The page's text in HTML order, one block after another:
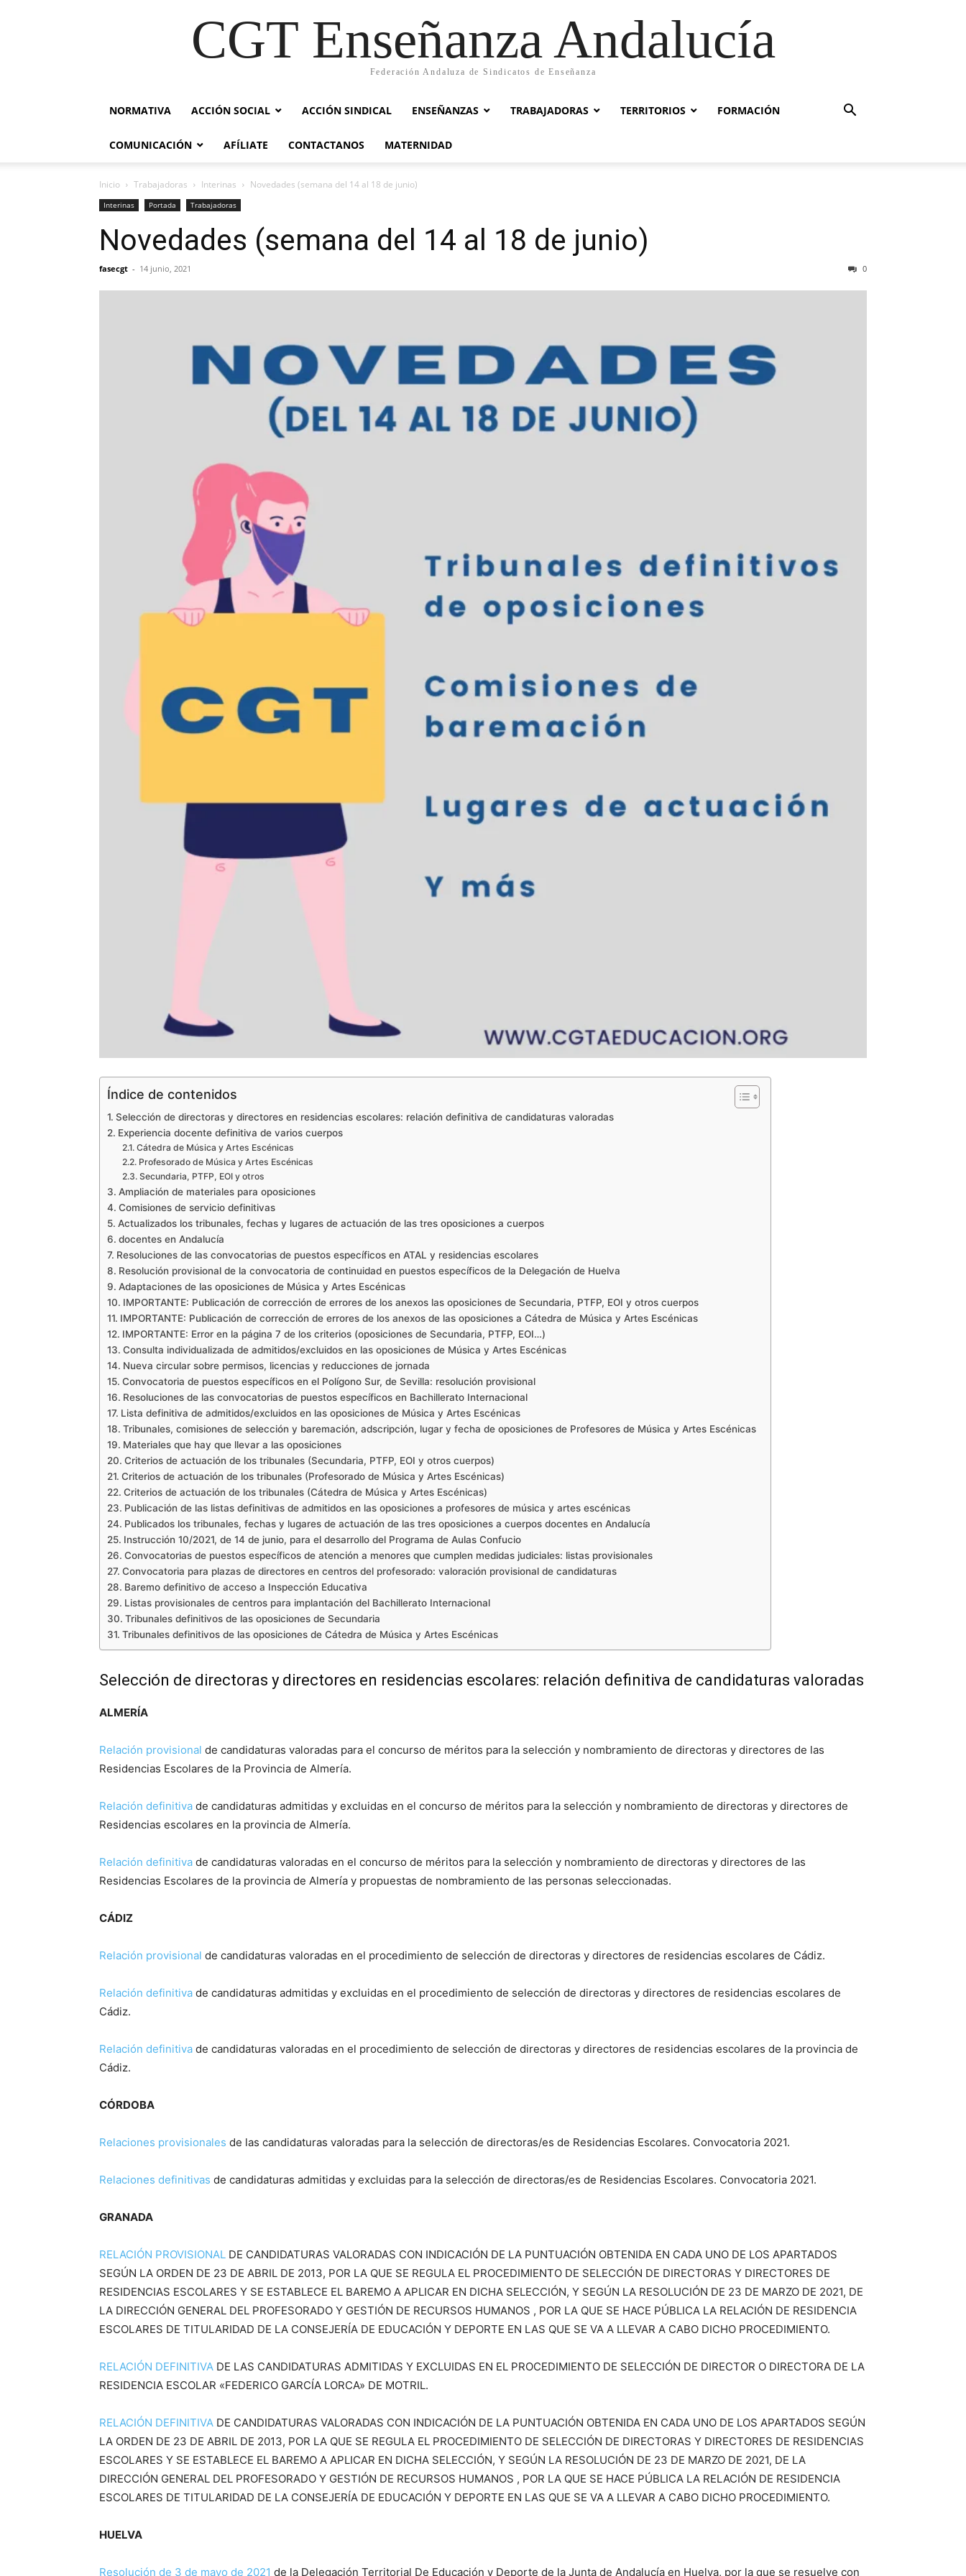
CGT Enseñanza Andalucía
Federación Andaluza de Sindicatos de Enseñanza
NORMATIVA ACCIÓN SOCIAL ACCIÓN SINDICAL ENSEÑANZAS TRABAJADORAS TERRITORIOS FORMACIÓN
COMUNICACIÓN AFÍLIATE CONTACTANOS MATERNIDAD
Inicio Trabajadoras Interinas Novedades (semana del 14 al 18 de junio)
Interinas Portada Trabajadoras
Novedades (semana del 14 al 18 de junio)
fasecgt - 14 junio, 2021 0
Índice de contenidos
Selección de directoras y directores en residencias escolares: relación definitiva de candidaturas valoradas
Experiencia docente definitiva de varios cuerpos
Cátedra de Música y Artes Escénicas
Profesorado de Música y Artes Escénicas
Secundaria, PTFP, EOI y otros
Ampliación de materiales para oposiciones
Comisiones de servicio definitivas
Actualizados los tribunales, fechas y lugares de actuación de las tres oposiciones a cuerpos
docentes en Andalucía
Resoluciones de las convocatorias de puestos específicos en ATAL y residencias escolares
Resolución provisional de la convocatoria de continuidad en puestos específicos de la Delegación de Huelva
Adaptaciones de las oposiciones de Música y Artes Escénicas
IMPORTANTE: Publicación de corrección de errores de los anexos las oposiciones de Secundaria, PTFP, EOI y otros cuerpos
IMPORTANTE: Publicación de corrección de errores de los anexos de las oposiciones a Cátedra de Música y Artes Escénicas
IMPORTANTE: Error en la página 7 de los criterios (oposiciones de Secundaria, PTFP, EOI…)
Consulta individualizada de admitidos/excluidos en las oposiciones de Música y Artes Escénicas
Nueva circular sobre permisos, licencias y reducciones de jornada
Convocatoria de puestos específicos en el Polígono Sur, de Sevilla: resolución provisional
Resoluciones de las convocatorias de puestos específicos en Bachillerato Internacional
Lista definitiva de admitidos/excluidos en las oposiciones de Música y Artes Escénicas
Tribunales, comisiones de selección y baremación, adscripción, lugar y fecha de oposiciones de Profesores de Música y Artes Escénicas
Materiales que hay que llevar a las oposiciones
Criterios de actuación de los tribunales (Secundaria, PTFP, EOI y otros cuerpos)
Criterios de actuación de los tribunales (Profesorado de Música y Artes Escénicas)
Criterios de actuación de los tribunales (Cátedra de Música y Artes Escénicas)
Publicación de las listas definitivas de admitidos en las oposiciones a profesores de música y artes escénicas
Publicados los tribunales, fechas y lugares de actuación de las tres oposiciones a cuerpos docentes en Andalucía
Instrucción 10/2021, de 14 de junio, para el desarrollo del Programa de Aulas Confucio
Convocatorias de puestos específicos de atención a menores que cumplen medidas judiciales: listas provisionales
Convocatoria para plazas de directores en centros del profesorado: valoración provisional de candidaturas
Baremo definitivo de acceso a Inspección Educativa
Listas provisionales de centros para implantación del Bachillerato Internacional
Tribunales definitivos de las oposiciones de Secundaria
Tribunales definitivos de las oposiciones de Cátedra de Música y Artes Escénicas
Selección de directoras y directores en residencias escolares: relación definitiva de candidaturas valoradas
ALMERÍA
Relación provisional de candidaturas valoradas para el concurso de méritos para la selección y nombramiento de directoras y directores de las
Residencias Escolares de la Provincia de Almería.
Relación definitiva de candidaturas admitidas y excluidas en el concurso de méritos para la selección y nombramiento de directoras y directores de
Residencias escolares en la provincia de Almería.
Relación definitiva de candidaturas valoradas en el concurso de méritos para la selección y nombramiento de directoras y directores de las
Residencias Escolares de la provincia de Almería y propuestas de nombramiento de las personas seleccionadas.
CÁDIZ
Relación provisional de candidaturas valoradas en el procedimiento de selección de directoras y directores de residencias escolares de Cádiz.
Relación definitiva de candidaturas admitidas y excluidas en el procedimiento de selección de directoras y directores de residencias escolares de
Cádiz.
Relación definitiva de candidaturas valoradas en el procedimiento de selección de directoras y directores de residencias escolares de la provincia de
Cádiz.
CÓRDOBA
Relaciones provisionales de las candidaturas valoradas para la selección de directoras/es de Residencias Escolares. Convocatoria 2021.
Relaciones definitivas de candidaturas admitidas y excluidas para la selección de directoras/es de Residencias Escolares. Convocatoria 2021.
GRANADA
RELACIÓN PROVISIONAL DE CANDIDATURAS VALORADAS CON INDICACIÓN DE LA PUNTUACIÓN OBTENIDA EN CADA UNO DE LOS APARTADOS
SEGÚN LA ORDEN DE 23 DE ABRIL DE 2013, POR LA QUE SE REGULA EL PROCEDIMIENTO DE SELECCIÓN DE DIRECTORAS Y DIRECTORES DE
RESIDENCIAS ESCOLARES Y SE ESTABLECE EL BAREMO A APLICAR EN DICHA SELECCIÓN, Y SEGÚN LA RESOLUCIÓN DE 23 DE MARZO DE 2021, DE
LA DIRECCIÓN GENERAL DEL PROFESORADO Y GESTIÓN DE RECURSOS HUMANOS , POR LA QUE SE HACE PÚBLICA LA RELACIÓN DE RESIDENCIA
ESCOLARES DE TITULARIDAD DE LA CONSEJERÍA DE EDUCACIÓN Y DEPORTE EN LAS QUE SE VA A LLEVAR A CABO DICHO PROCEDIMIENTO.
RELACIÓN DEFINITIVA DE LAS CANDIDATURAS ADMITIDAS Y EXCLUIDAS EN EL PROCEDIMIENTO DE SELECCIÓN DE DIRECTOR O DIRECTORA DE LA
RESIDENCIA ESCOLAR «FEDERICO GARCÍA LORCA» DE MOTRIL.
RELACIÓN DEFINITIVA DE CANDIDATURAS VALORADAS CON INDICACIÓN DE LA PUNTUACIÓN OBTENIDA EN CADA UNO DE LOS APARTADOS SEGÚN
LA ORDEN DE 23 DE ABRIL DE 2013, POR LA QUE SE REGULA EL PROCEDIMIENTO DE SELECCIÓN DE DIRECTORAS Y DIRECTORES DE RESIDENCIAS
ESCOLARES Y SE ESTABLECE EL BAREMO A APLICAR EN DICHA SELECCIÓN, Y SEGÚN LA RESOLUCIÓN DE 23 DE MARZO DE 2021, DE LA
DIRECCIÓN GENERAL DEL PROFESORADO Y GESTIÓN DE RECURSOS HUMANOS , POR LA QUE SE HACE PÚBLICA LA RELACIÓN DE RESIDENCIA
ESCOLARES DE TITULARIDAD DE LA CONSEJERÍA DE EDUCACIÓN Y DEPORTE EN LAS QUE SE VA A LLEVAR A CABO DICHO PROCEDIMIENTO.
HUELVA
Resolución de 3 de mayo de 2021 de la Delegación Territorial De Educación y Deporte de la Junta de Andalucía en Huelva, por la que se resuelve con